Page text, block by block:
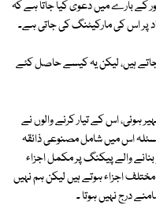
کے بارے میں دعویٰ کیا جاتا ہے کہ
پر اس کی مارکیٹنگ کی جاتی ہے۔
جاتے ہیں، لیکن یہ کیسے حاصل کئے
ہوئی، اس کے تیار کرنے والوں نے
اس میں شامل مصنوعی ذائقہ
والے پیکنگ پر مکمل اجزاء
میں 40 سے زیادہ مختلف اجزاء ہوتے ہیں لیکن ہم نہیں
درج نہیں ہوتا ۔